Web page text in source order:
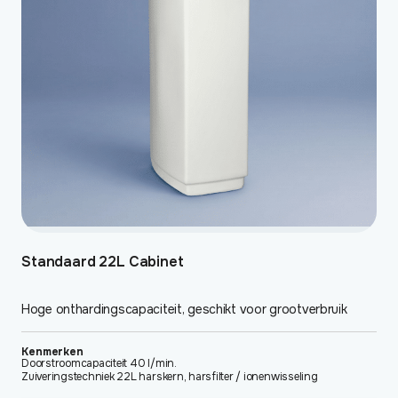
Standaard 22L Cabinet
Hoge onthardingscapaciteit, geschikt voor grootverbruik
Kenmerken
Doorstroomcapaciteit 40 l/min.
Zuiveringstechniek 22L harskern, harsfilter / ionenwisseling